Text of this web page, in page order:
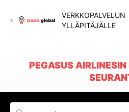
VERKKOPALVELUN
YLLÄPITÄJÄLLE
PEGASUS